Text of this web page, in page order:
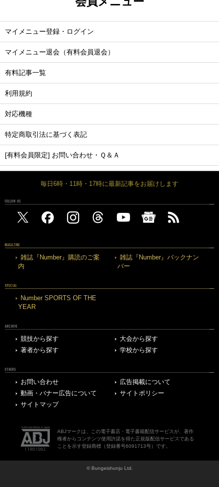
マイメニュー登録・ログイン
マイメニュー退会（有料会員退会）
有料記事一覧
利用規約
対応機種
特定商取引法に基づく表記
[有料会員限定] お問い合わせ・Ｑ＆Ａ
毎日6時・11時・17時に最新記事をお届けします
FOLLOW US
MAGAZINE
雑誌『Number』購読のご案
内
雑誌『Number』バックナン
バー
SPECIAL
Number SPORTS OF THE
YEAR
ARCHIVE
競技から探す
大会から探す
著者から探す
学校から探す
OTHERS
お問い合わせ
広告掲載について
動画・バナー広告について
サイトポリシー
サイトマップ
ABJマークは、この電子書店・電子書籍配信サービスが、著作
権者からコンテンツ使用許諾を得た正規版配信サービスである
ことを示す登録商標（登録番号6091713号）です。
© Bungeishunju Ltd.